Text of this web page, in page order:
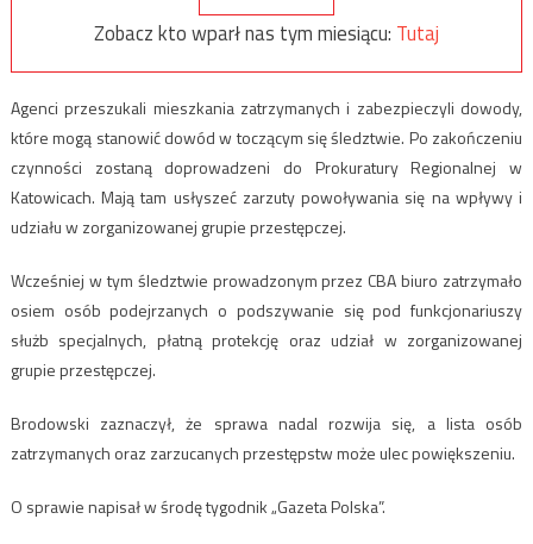
Zobacz kto wparł nas tym miesiącu: Tutaj
Agenci przeszukali mieszkania zatrzymanych i zabezpieczyli dowody,
które mogą stanowić dowód w toczącym się śledztwie. Po zakończeniu
czynności zostaną doprowadzeni do Prokuratury Regionalnej w
Katowicach. Mają tam usłyszeć zarzuty powoływania się na wpływy i
udziału w zorganizowanej grupie przestępczej.
Wcześniej w tym śledztwie prowadzonym przez CBA biuro zatrzymało
osiem osób podejrzanych o podszywanie się pod funkcjonariuszy
służb specjalnych, płatną protekcję oraz udział w zorganizowanej
grupie przestępczej.
Brodowski zaznaczył, że sprawa nadal rozwija się, a lista osób
zatrzymanych oraz zarzucanych przestępstw może ulec powiększeniu.
O sprawie napisał w środę tygodnik „Gazeta Polska”.